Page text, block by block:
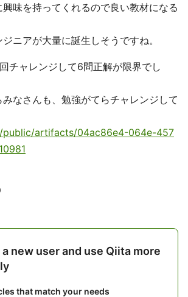
味を持ってくれるので良い教材になる
ニアが大量に誕生しそうですね。
チャレンジして6問正解が限界でし
なさんも、勉強がてらチャレンジして
public/artifacts/04ac86e4-064e-457
new user and use Qiita more
that match your needs